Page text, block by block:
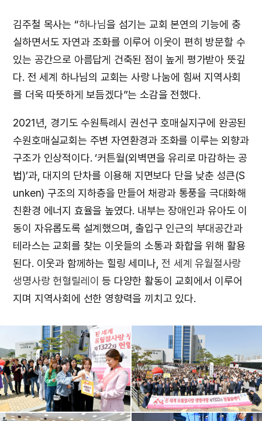
김주철 목사는 “하나님을 섬기는 교회 본연의 기능에 충
실하면서도 자연과 조화를 이루어 이웃이 편히 방문할 수
있는 공간으로 아름답게 건축된 점이 높게 평가받아 뜻깊
다. 전 세계 하나님의 교회는 사랑 나눔에 힘써 지역사회
를 더욱 따뜻하게 보듬겠다”는 소감을 전했다.
2021년, 경기도 수원특례시 권선구 호매실지구에 완공된
수원호매실교회는 주변 자연환경과 조화를 이루는 외향과
구조가 인상적이다. ‘커튼월(외벽면을 유리로 마감하는 공
법)’과, 대지의 단차를 이용해 지면보다 단을 낮춘 성큰(S
unken) 구조의 지하층을 만들어 채광과 통풍을 극대화해
친환경 에너지 효율을 높였다. 내부는 장애인과 유아도 이
동이 자유롭도록 설계했으며, 출입구 인근의 부대공간과
테라스는 교회를 찾는 이웃들의 소통과 화합을 위해 활용
된다. 이웃과 함께하는 힐링 세미나,전 세계 유월절사랑
생명사랑 헌혈릴레이 등 다양한 활동이 교회에서 이루어
지며 지역사회에 선한 영향력을 끼치고 있다.